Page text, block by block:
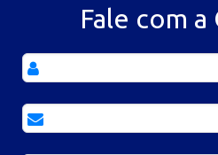
Fale com